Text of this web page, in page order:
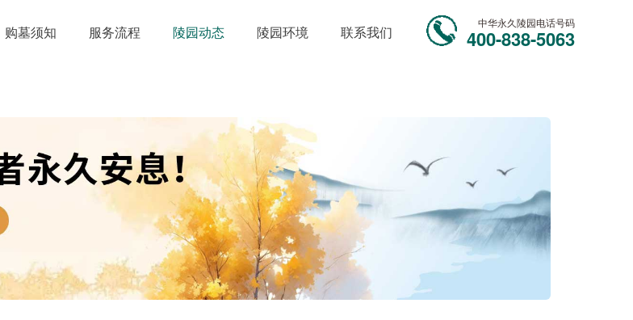
购墓须知 服务流程 陵园动态 陵园环境 联系我们
中华永久陵园电话号码
400-838-5063